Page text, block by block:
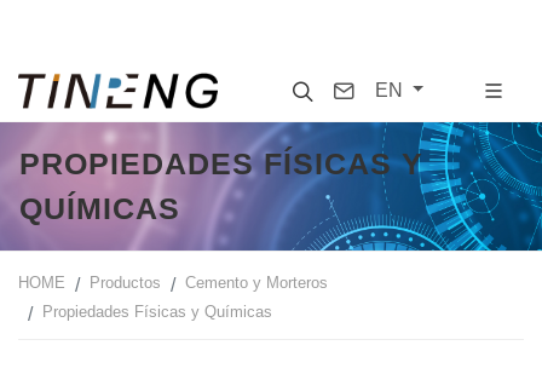
SearchContact
EN
PROPIEDADES FÍSICAS Y
QUÍMICAS
HOME Productos
Cemento y Morteros
Propiedades Físicas y Químicas